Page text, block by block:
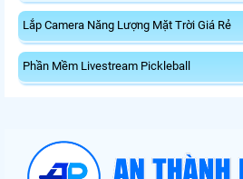
Lắp Camera Năng Lượng Mặt Trời Giá Rẻ
Phần Mềm Livestream Pickleball